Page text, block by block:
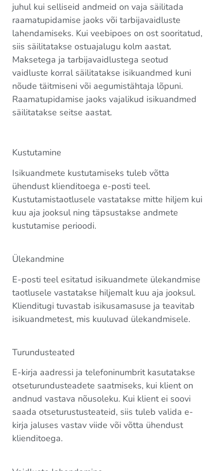
juhul kui selliseid andmeid on vaja säilitada
raamatupidamise jaoks või tarbijavaidluste
lahendamiseks. Kui veebipoes on ost sooritatud,
siis säilitatakse ostuajalugu kolm aastat.
Maksetega ja tarbijavaidlustega seotud
vaidluste korral säilitatakse isikuandmed kuni
nõude täitmiseni või aegumistähtaja lõpuni.
Raamatupidamise jaoks vajalikud isikuandmed
säilitatakse seitse aastat.
Kustutamine
Isikuandmete kustutamiseks tuleb võtta
ühendust klienditoega e-posti teel.
Kustutamistaotlusele vastatakse mitte hiljem kui
kuu aja jooksul ning täpsustakse andmete
kustutamise perioodi.
Ülekandmine
E-posti teel esitatud isikuandmete ülekandmise
taotlusele vastatakse hiljemalt kuu aja jooksul.
Klienditugi tuvastab isikusamasuse ja teavitab
isikuandmetest, mis kuuluvad ülekandmisele.
Turundusteated
E-kirja aadressi ja telefoninumbrit kasutatakse
otseturundusteadete saatmiseks, kui klient on
andnud vastava nõusoleku. Kui klient ei soovi
saada otseturustusteateid, siis tuleb valida e-
kirja jaluses vastav viide või võtta ühendust
klienditoega.